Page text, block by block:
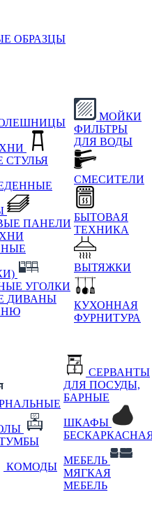
ОБРАЗЦЫ
СТУЛЬЯ
ПАНЕЛИ
УГОЛКИ
ДИВАНЫ
МОЙКИ
ФИЛЬТРЫ
ДЛЯ ВОДЫ
СМЕСИТЕЛИ
БЫТОВАЯ
ТЕХНИКА
ВЫТЯЖКИ
КУХОННАЯ
ФУРНИТУРА
КОМОДЫ
СЕРВАНТЫ
ДЛЯ ПОСУДЫ,
БАРНЫЕ
ШКАФЫ
МЕБЕЛЬ
МЯГКАЯ
МЕБЕЛЬ